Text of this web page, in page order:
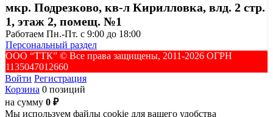
мкр. Подрезково, кв-л Кирилловка, влд. 2 стр.
1, этаж 2, помещ. №1
Работаем Пн.-Пт. с 9:00 до 18:00
Персональный раздел
ООО “ТТК” ©️ Все права защищены, 2011-2026 ОГРН
1135047012660
Войти Регистрация
Корзина 0 позиций
на сумму 0 ₽
Мы используем файлы cookie для вашего удобства